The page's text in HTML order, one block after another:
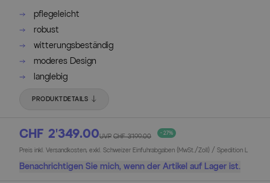
pflegeleicht
robust
witterungsbeständig
moderes Design
langlebig
PRODUKTDETAILS
CHF 2’349.00UVP CHF 3’199.00 - 27%
Preis inkl. Versandkosten, exkl. Schweizer Einfuhrabgaben (MwSt./Zoll) / Spedition L
Benachrichtigen Sie mich, wenn der Artikel auf Lager ist.